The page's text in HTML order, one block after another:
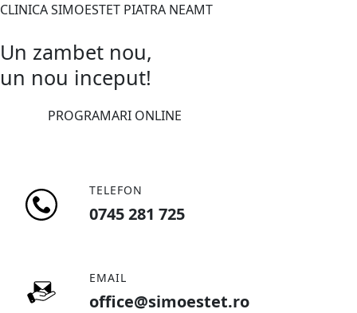
CLINICA SIMOESTET PIATRA NEAMT
Un zambet nou,
un nou inceput!
PROGRAMARI ONLINE
TELEFON
0745 281 725
EMAIL
office@simoestet.ro